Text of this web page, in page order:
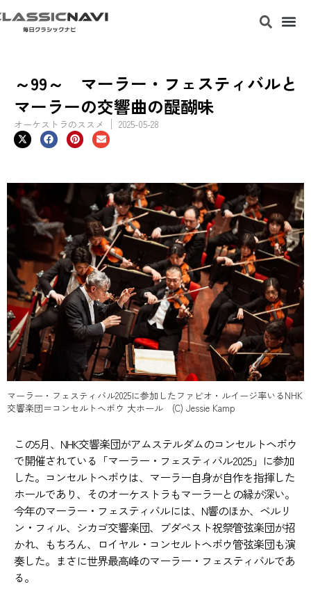
～99～ マーラー・フェスティバルと
マーラーの交響曲の醍醐味
オーケストラのススメ 2025-05-28
マーラー・フェスティバル2025に参加したファビオ・ルイージ率いるNHK
交響楽団＝コンセルトヘボウ 大ホール (C) Jessie Kamp
この5月、NHK交響楽団がアムステルダムのコンセルトヘボウ
で開催されている「マーラー・フェスティバル2025」に参加
した。コンセルトヘボウは、マーラー自身が自作を指揮した
ホールであり、そのオーケストラもマーラーとの縁が深い。
今年のマーラー・フェスティバルには、N響のほか、ベルリ
ン・フィル、シカゴ交響楽団、ブダペスト祝祭管弦楽団が招
かれ、もちろん、ロイヤル・コンセルトヘボウ管弦楽団も演
奏した。まさに世界最高峰のマーラー・フェスティバルであ
る。